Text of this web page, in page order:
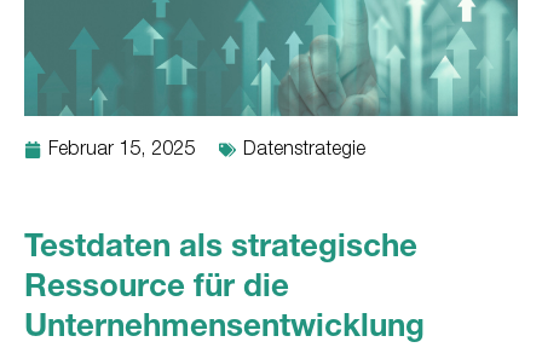
Februar 15, 2025 Datenstrategie
Testdaten als strategische
Ressource für die
Unternehmensentwicklung